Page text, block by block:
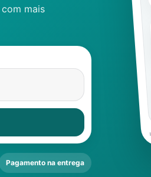
mais
Pagamento na entrega